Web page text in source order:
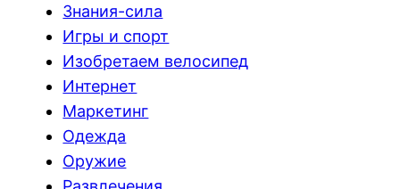
Знания-сила
Игры и спорт
Изобретаем велосипед
Интернет
Маркетинг
Одежда
Оружие